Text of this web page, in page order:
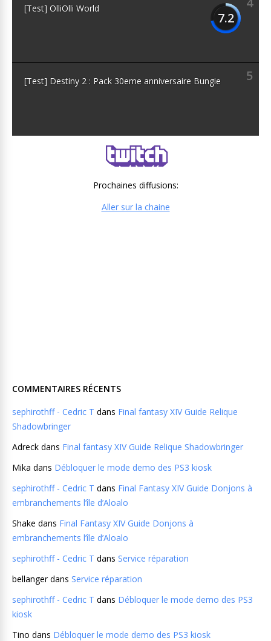
7.2
[Test] OlliOlli World
5
[Test] Destiny 2 : Pack 30eme anniversaire Bungie
Prochaines diffusions:
Aller sur la chaine
COMMENTAIRES RÉCENTS
sephirothff - Cedric T dans Final fantasy XIV Guide Relique
Shadowbringer
Adreck dans Final fantasy XIV Guide Relique Shadowbringer
Mika dans Débloquer le mode demo des PS3 kiosk
sephirothff - Cedric T dans Final Fantasy XIV Guide Donjons à
embranchements l’île d’Aloalo
Shake dans Final Fantasy XIV Guide Donjons à
embranchements l’île d’Aloalo
sephirothff - Cedric T dans Service réparation
bellangerdans Service réparation
sephirothff - Cedric T dans Débloquer le mode demo des PS3
kiosk
Tino dans Débloquer le mode demo des PS3 kiosk